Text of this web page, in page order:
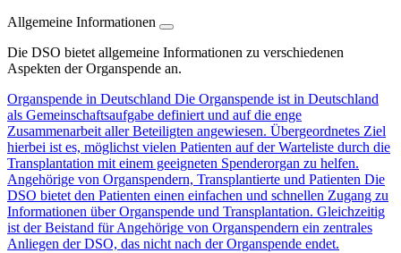
Allgemeine Informationen
Die DSO bietet allgemeine Informationen zu verschiedenen
Aspekten der Organspende an.
Organspende in Deutschland Die Organspende ist in Deutschland
als Gemeinschaftsaufgabe definiert und auf die enge
Zusammenarbeit aller Beteiligten angewiesen. Übergeordnetes Ziel
hierbei ist es, möglichst vielen Patienten auf der Warteliste durch die
Transplantation mit einem geeigneten Spenderorgan zu helfen.
Angehörige von Organspendern, Transplantierte und Patienten Die
DSO bietet den Patienten einen einfachen und schnellen Zugang zu
Informationen über Organspende und Transplantation. Gleichzeitig
ist der Beistand für Angehörige von Organspendern ein zentrales
Anliegen der DSO, das nicht nach der Organspende endet.